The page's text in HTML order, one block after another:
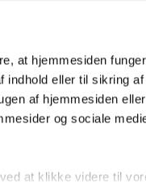
at hjemmesiden
indhold eller til sikring af
af hjemmesiden
og sociale
at klikke videre til